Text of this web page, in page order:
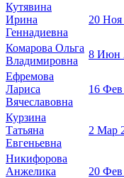
Кутявина
Ирина
Геннадиевна
20 Ноя
Комарова Ольга
Владимировна
8 Июн
Ефремова
Лариса
Вячеславовна
16 Фев
Курзина
Татьяна
Евгеньевна
2 Мар
Никифорова
Анжелика
20 Фев